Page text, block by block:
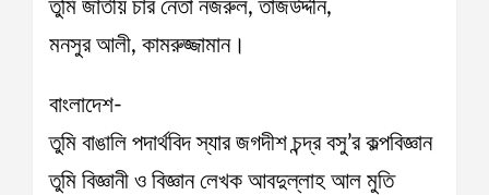
তুমি জাতীয় চার নেতা নজরুল, তাজউদ্দীন,
মনসুর আলী, কামরুজ্জামান।
বাংলাদেশ-
তুমি বাঙালি পদার্থবিদ স্যার জগদীশ চন্দ্র বসু’র কল্পবিজ্ঞান
তুমি বিজ্ঞানী ও বিজ্ঞান লেখক আবদুল্লাহ আল মুতি